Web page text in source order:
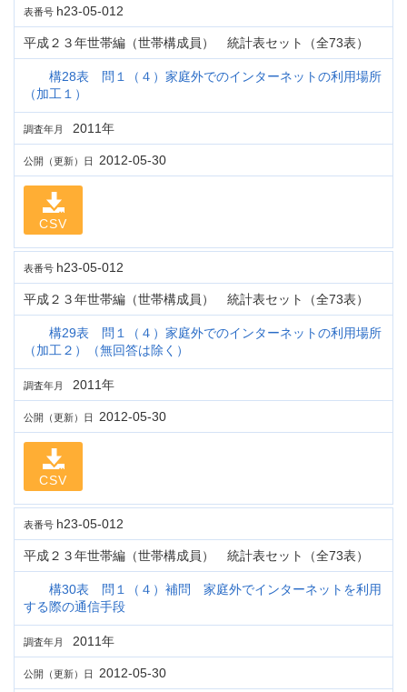
表番号 h23-05-012
平成２３年世帯編（世帯構成員） 統計表セット（全73表）
構28表 問１（４）家庭外でのインターネットの利用場所
（加工１）
調査年月 2011年
公開（更新）日 2012-05-30
CSV
表番号 h23-05-012
平成２３年世帯編（世帯構成員） 統計表セット（全73表）
構29表 問１（４）家庭外でのインターネットの利用場所
（加工２）（無回答は除く）
調査年月 2011年
公開（更新）日 2012-05-30
CSV
表番号 h23-05-012
平成２３年世帯編（世帯構成員） 統計表セット（全73表）
構30表 問１（４）補問 家庭外でインターネットを利用
する際の通信手段
調査年月 2011年
公開（更新）日 2012-05-30